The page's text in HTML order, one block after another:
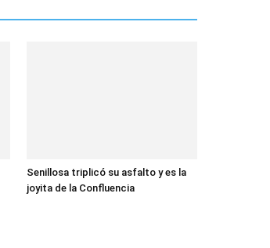
Senillosa triplicó su asfalto y es la
joyita de la Confluencia